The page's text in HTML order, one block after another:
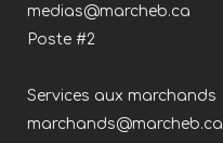
medias@marcheb.ca
Poste #2
Services aux marchands
marchands@marcheb.ca